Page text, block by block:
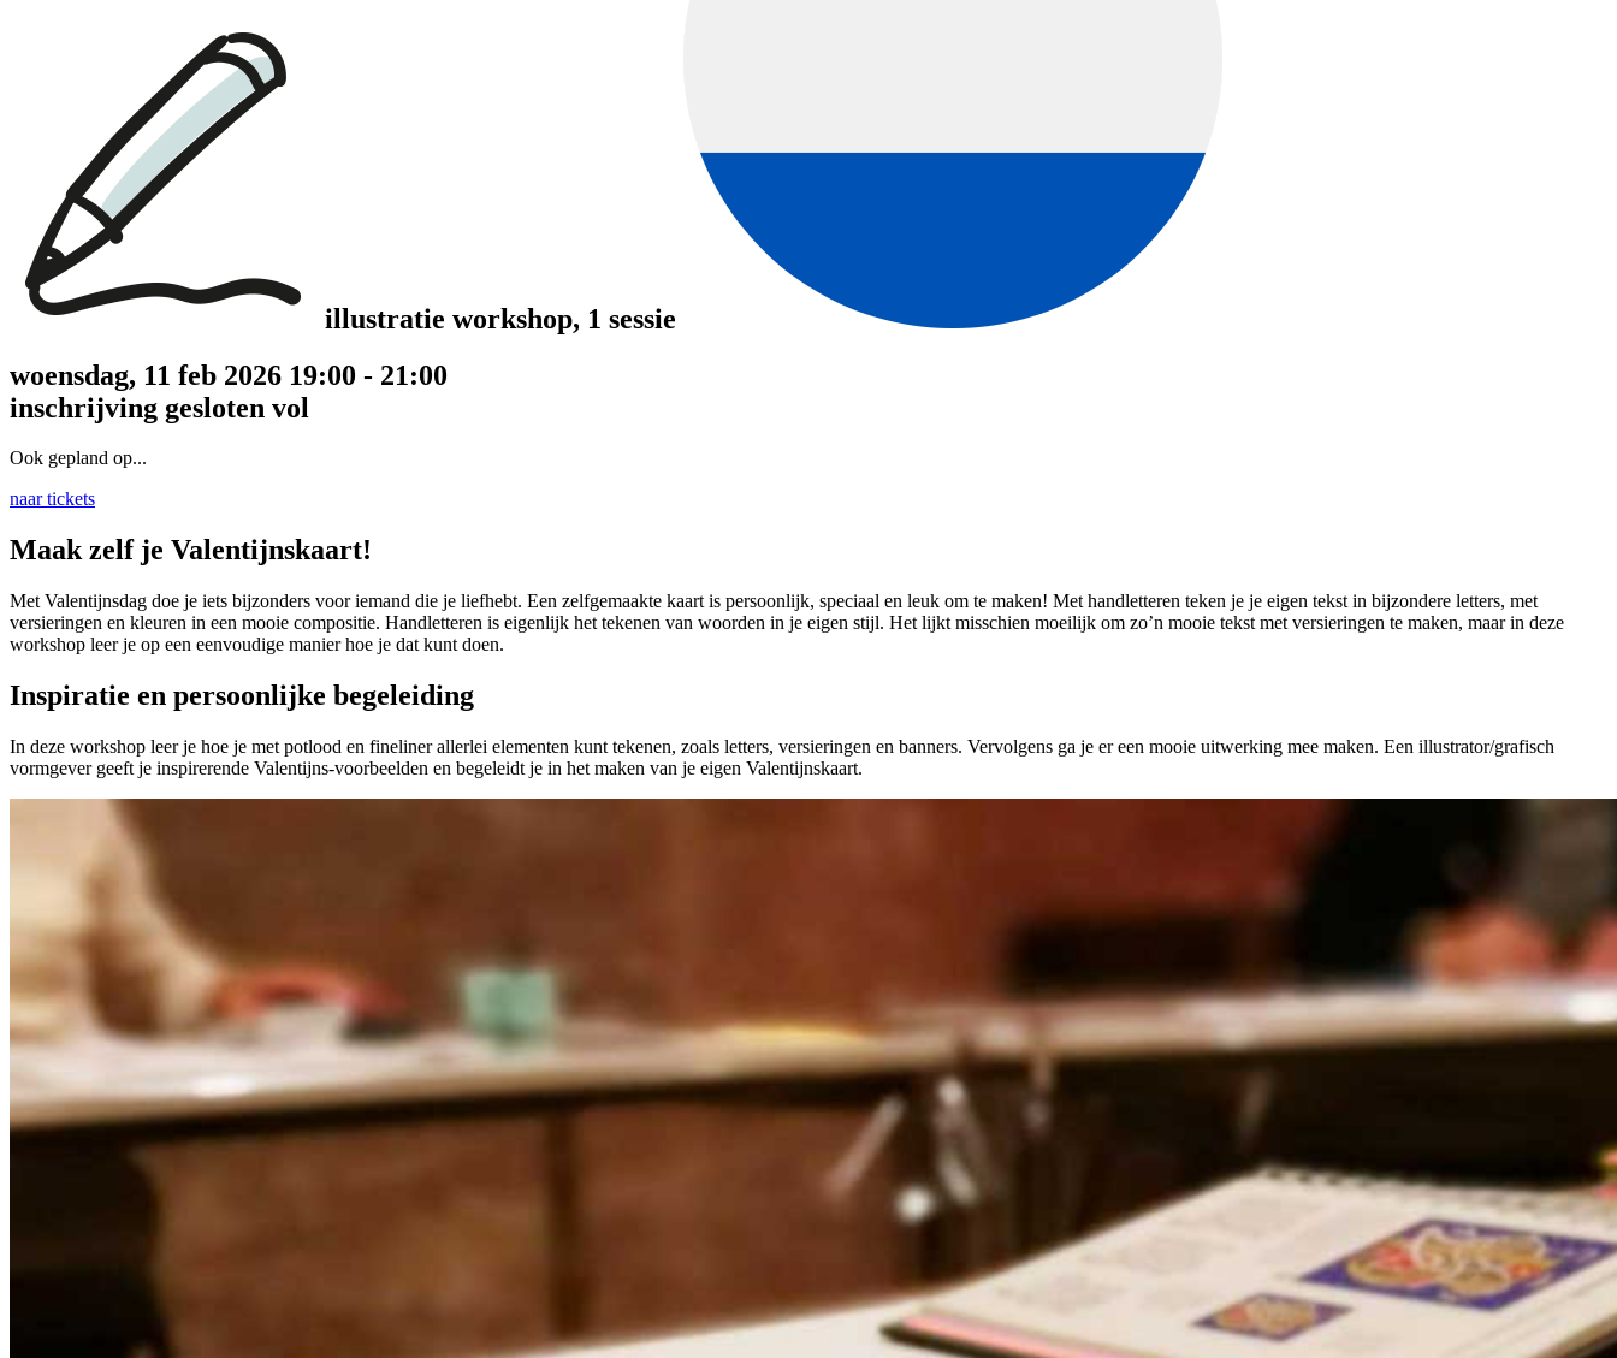
illustratie workshop, 1 sessie
woensdag, 11 feb 2026 19:00 - 21:00
inschrijving gesloten vol
Ook gepland op...
naar tickets
Maak zelf je Valentijnskaart!
Met Valentijnsdag doe je iets bijzonders voor iemand die je liefhebt. Een zelfgemaakte kaart is persoonlijk, speciaal en leuk om te maken! Met handletteren teken je je eigen tekst in bijzondere letters, met
versieringen en kleuren in een mooie compositie. Handletteren is eigenlijk het tekenen van woorden in je eigen stijl. Het lijkt misschien moeilijk om zo’n mooie tekst met versieringen te maken, maar in deze
workshop leer je op een eenvoudige manier hoe je dat kunt doen.
Inspiratie en persoonlijke begeleiding
In deze workshop leer je hoe je met potlood en fineliner allerlei elementen kunt tekenen, zoals letters, versieringen en banners. Vervolgens ga je er een mooie uitwerking mee maken. Een illustrator/grafisch
vormgever geeft je inspirerende Valentijns-voorbeelden en begeleidt je in het maken van je eigen Valentijnskaart.